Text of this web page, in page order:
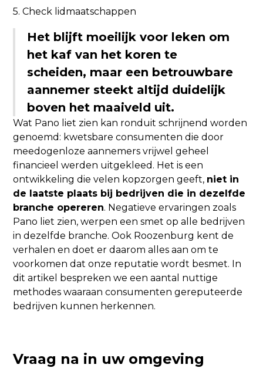
5. Check lidmaatschappen
Het blijft moeilijk voor leken om
het kaf van het koren te
scheiden, maar een betrouwbare
aannemer steekt altijd duidelijk
boven het maaiveld uit.
Wat Pano liet zien kan ronduit schrijnend worden
genoemd: kwetsbare consumenten die door
meedogenloze aannemers vrijwel geheel
financieel werden uitgekleed. Het is een
ontwikkeling die velen kopzorgen geeft, niet in
de laatste plaats bij bedrijven die in dezelfde
branche opereren. Negatieve ervaringen zoals
Pano liet zien, werpen een smet op alle bedrijven
in dezelfde branche. Ook Roozenburg kent de
verhalen en doet er daarom alles aan om te
voorkomen dat onze reputatie wordt besmet. In
dit artikel bespreken we een aantal nuttige
methodes waaraan consumenten gereputeerde
bedrijven kunnen herkennen.
Vraag na in uw omgeving